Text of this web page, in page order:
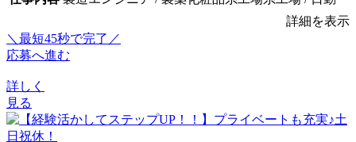
詳細を表示
＼最短45秒で完了／
応募へ進む
詳しく
見る